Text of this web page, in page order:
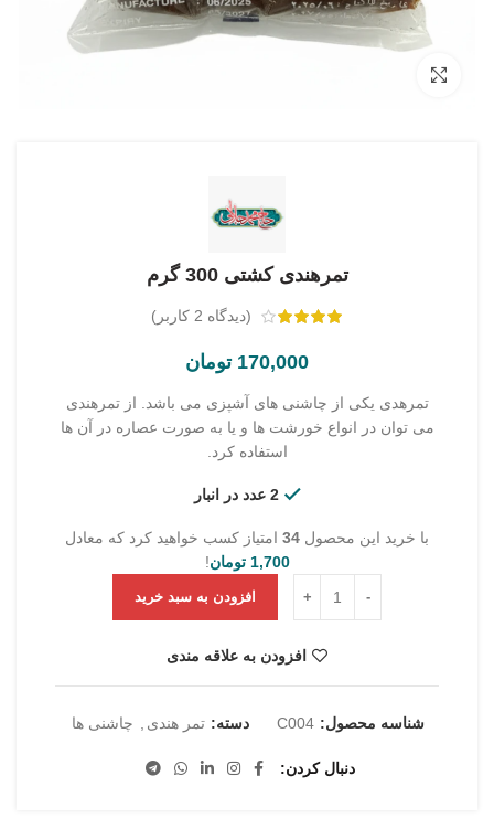
تمرهندی کشتی 300 گرم
(دیدگاه 2 کاربر)
170,000 تومان
تمرهدی یکی از چاشنی های آشپزی می باشد. از تمرهندی
می توان در انواع خورشت ها و یا به صورت عصاره در آن ها
استفاده کرد.
2 عدد در انبار
با خرید این محصول 34 امتیاز کسب خواهید کرد که معادل
1,700 تومان!
افزودن به سبد خرید
افزودن به علاقه مندی
شناسه محصول: C004 دسته: تمر هندی , چاشنی ها
دنبال کردن